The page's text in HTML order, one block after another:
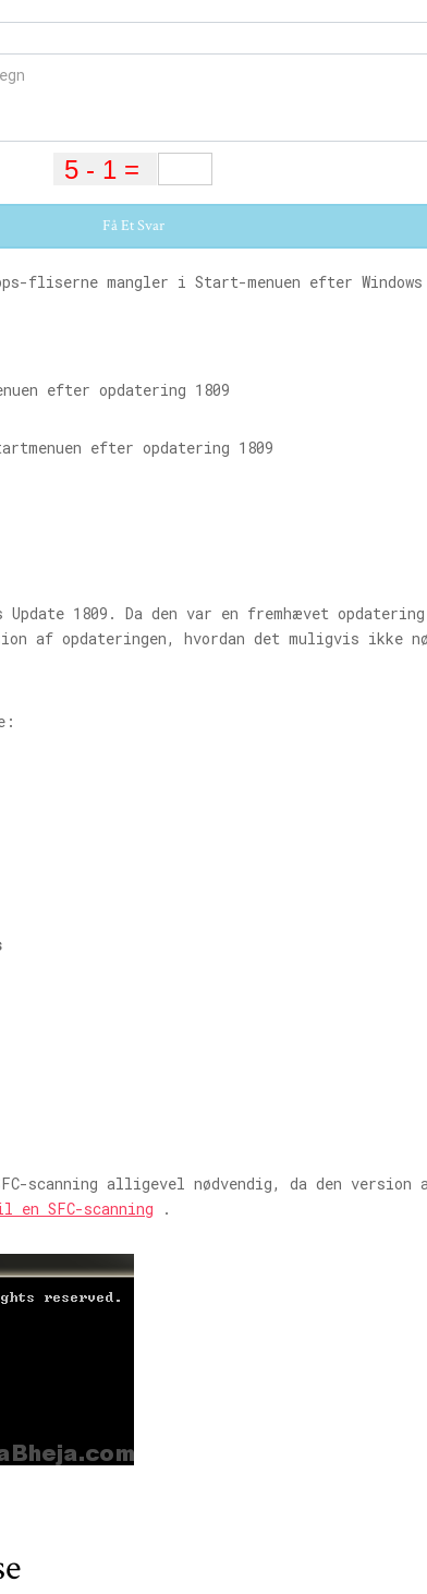
Få Et Svar
fliserne mangler i Start-menuen efter Windows
efter opdatering 1809
1809. Da den var en fremhævet
af opdateringen, hvordan det muligvis ikke
scanning alligevel nødvendig, da den
en SFC-scanning .